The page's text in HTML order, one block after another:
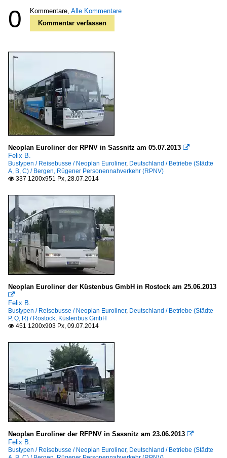
0 Kommentare, Alle Kommentare
Kommentar verfassen
Neoplan Euroliner der RPNV in Sassnitz am 05.07.2013 
Felix B.
Bustypen / Reisebusse / Neoplan Euroliner, Deutschland / Betriebe (Städte
A, B, C) / Bergen, Rügener Personennahverkehr (RPNV)
 337 1200x951 Px, 28.07.2014
Neoplan Euroliner der Küstenbus GmbH in Rostock am 25.06.2013

Felix B.
Bustypen / Reisebusse / Neoplan Euroliner, Deutschland / Betriebe (Städte
P, Q, R) / Rostock, Küstenbus GmbH
 451 1200x903 Px, 09.07.2014
Neoplan Euroliner der RFPNV in Sassnitz am 23.06.2013 
Felix B.
Bustypen / Reisebusse / Neoplan Euroliner, Deutschland / Betriebe (Städte